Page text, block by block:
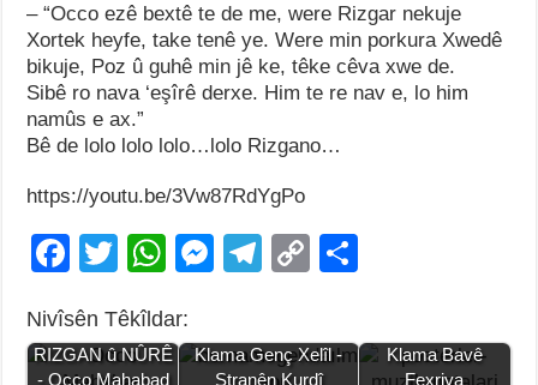
– “Occo ezê bextê te de me, were Rizgar nekuje
Xortek heyfe, take tenê ye. Were min porkura Xwedê
bikuje, Poz û guhê min jê ke, têke cêva xwe de.
Sibê ro nava ‘eşîrê derxe. Him te re nav e, lo him
namûs e ax.”
Bê de lolo lolo lolo…lolo Rizgano…
https://youtu.be/3Vw87RdYgPo
F
c
e
T
tt
er
W
at
s
M
e
T
gr
C
y
e
Nivîsên Têkîldar:
DESTANA
RIZGAN û NÛRÊ
- Occo Mahabad
Klama Genç Xelîl -
Stranên Kurdî
Klama Bavê
Fexriya